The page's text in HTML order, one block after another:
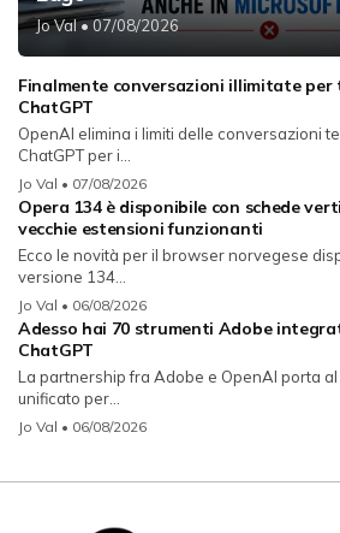
Jo Val• 07/08/2026
Finalmente conversazioni illimitate
ChatGPT
OpenAI elimina i limiti delle conversazioni
ChatGPT per i...
Jo Val • 07/08/2026
Opera 134 è disponibile con schede
vecchie estensioni funzionanti
Ecco le novità per il browser norvegese
versione 134...
Jo Val • 06/08/2026
Adesso hai 70 strumenti Adobe
ChatGPT
La partnership fra Adobe e OpenAI porta
unificato per...
Jo Val • 06/08/2026